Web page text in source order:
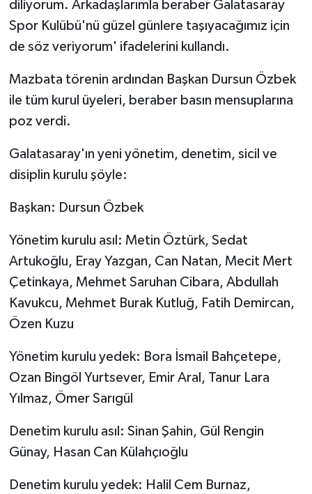
diliyorum. Arkadaşlarımla beraber Galatasaray
Spor Kulübü'nü güzel günlere taşıyacağımız için
de söz veriyorum' ifadelerini kullandı.
Mazbata törenin ardından Başkan Dursun Özbek
ile tüm kurul üyeleri, beraber basın mensuplarına
poz verdi.
Galatasaray'ın yeni yönetim, denetim, sicil ve
disiplin kurulu şöyle:
Başkan: Dursun Özbek
Yönetim kurulu asıl: Metin Öztürk, Sedat
Artukoğlu, Eray Yazgan, Can Natan, Mecit Mert
Çetinkaya, Mehmet Saruhan Cibara, Abdullah
Kavukcu, Mehmet Burak Kutluğ, Fatih Demircan,
Özen Kuzu
Yönetim kurulu yedek: Bora İsmail Bahçetepe,
Ozan Bingöl Yurtsever, Emir Aral, Tanur Lara
Yılmaz, Ömer Sarıgül
Denetim kurulu asıl: Sinan Şahin, Gül Rengin
Günay, Hasan Can Külahçıoğlu
Denetim kurulu yedek: Halil Cem Burnaz,